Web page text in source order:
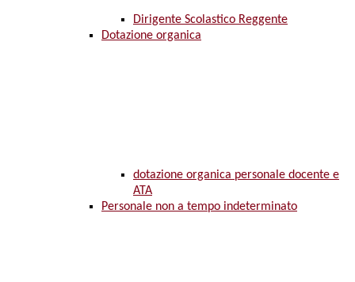
Dirigente Scolastico Reggente
Dotazione organica
dotazione organica personale docente e
ATA
Personale non a tempo indeterminato